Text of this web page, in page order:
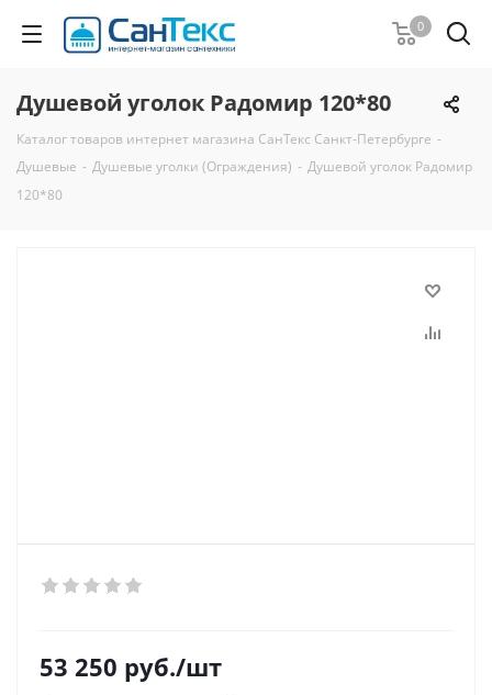
0
Душевой уголок Радомир 120*80
Каталог товаров интернет магазина СанТекс Санкт-Петербурге -
Душевые - Душевые уголки (Ограждения) - Душевой уголок Радомир
120*80
53 250 руб./шт